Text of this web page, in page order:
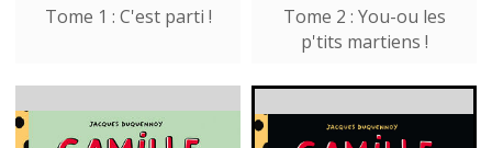
Tome 1 : C'est parti !
Tome 2 : You-ou les
p'tits martiens !